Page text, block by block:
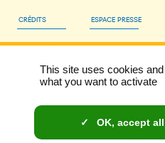
CRÉDITS ESPACE PRESSE
ESPACE PÉDAGOGIQUE
INSCRIVEZ-VOUS À LA NEWSLETTER DU
DONNÉES PERSONNELLES ET COOKIES
This site uses cookies
what you want to activate
OK, accept all